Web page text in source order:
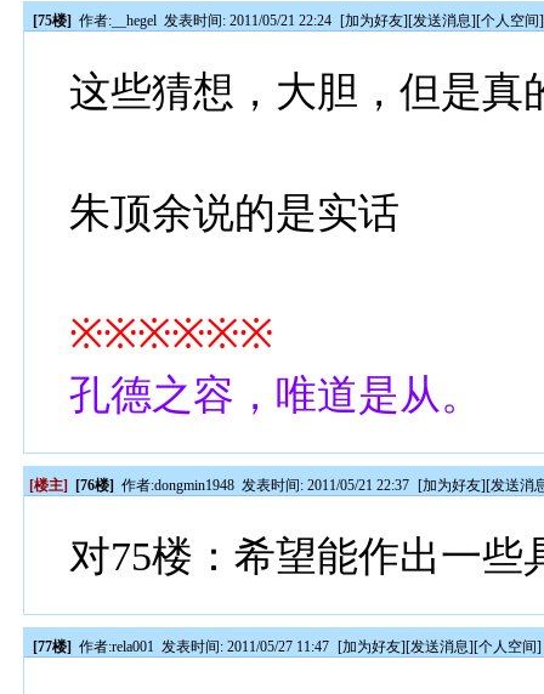
[75楼] 作者: __hegel 发表时间: 2011/05/21 22:24 [加为好友][发送消息][个人空间]
这些猜想，大胆，但是真
朱顶余说的是实话
※※※※※※
孔德之容，唯道是从。
[楼主] [76楼] 作者:dongmin1948 发表时间: 2011/05/21 22:37 [加为好友][发送消
对75楼：希望能作出一些
[77楼] 作者:rela001 发表时间: 2011/05/27 11:47 [加为好友][发送消息][个人空间]